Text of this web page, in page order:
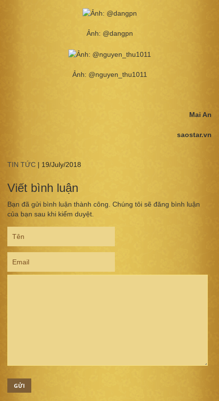
Ảnh: @dangpn
Ảnh: @nguyen_thu1011
Mai An
saostar.vn
TIN TỨC | 19/July/2018
Viết bình luận
Bạn đã gửi bình luận thành công. Chúng tôi sẽ đăng bình luận
của bạn sau khi kiểm duyệt.
GỬI